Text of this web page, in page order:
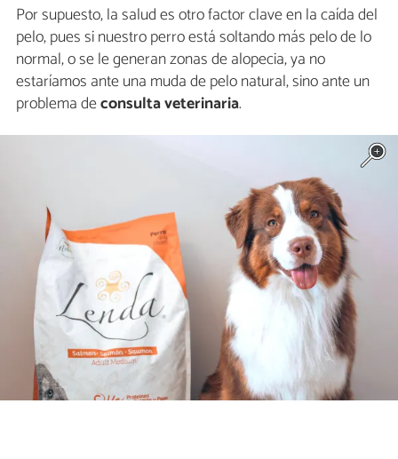
Por supuesto, la salud es otro factor clave en la caída del
pelo, pues si nuestro perro está soltando más pelo de lo
normal, o se le generan zonas de alopecia, ya no
estaríamos ante una muda de pelo natural, sino ante un
problema deconsulta veterinaria.